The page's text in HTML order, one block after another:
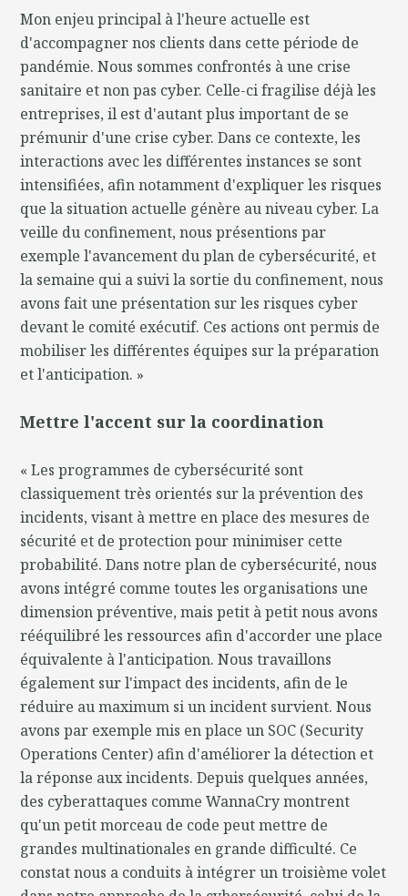
Mon enjeu principal à l'heure actuelle est
d'accompagner nos clients dans cette période de
pandémie. Nous sommes confrontés à une crise
sanitaire et non pas cyber. Celle-ci fragilise déjà les
entreprises, il est d'autant plus important de se
prémunir d'une crise cyber. Dans ce contexte, les
interactions avec les différentes instances se sont
intensifiées, afin notamment d'expliquer les risques
que la situation actuelle génère au niveau cyber. La
veille du confinement, nous présentions par
exemple l'avancement du plan de cybersécurité, et
la semaine qui a suivi la sortie du confinement, nous
avons fait une présentation sur les risques cyber
devant le comité exécutif. Ces actions ont permis de
mobiliser les différentes équipes sur la préparation
et l'anticipation. »
Mettre l'accent sur la coordination
« Les programmes de cybersécurité sont
classiquement très orientés sur la prévention des
incidents, visant à mettre en place des mesures de
sécurité et de protection pour minimiser cette
probabilité. Dans notre plan de cybersécurité, nous
avons intégré comme toutes les organisations une
dimension préventive, mais petit à petit nous avons
rééquilibré les ressources afin d'accorder une place
équivalente à l'anticipation. Nous travaillons
également sur l'impact des incidents, afin de le
réduire au maximum si un incident survient. Nous
avons par exemple mis en place un SOC (Security
Operations Center) afin d'améliorer la détection et
la réponse aux incidents. Depuis quelques années,
des cyberattaques comme WannaCry montrent
qu'un petit morceau de code peut mettre de
grandes multinationales en grande difficulté. Ce
constat nous a conduits à intégrer un troisième volet